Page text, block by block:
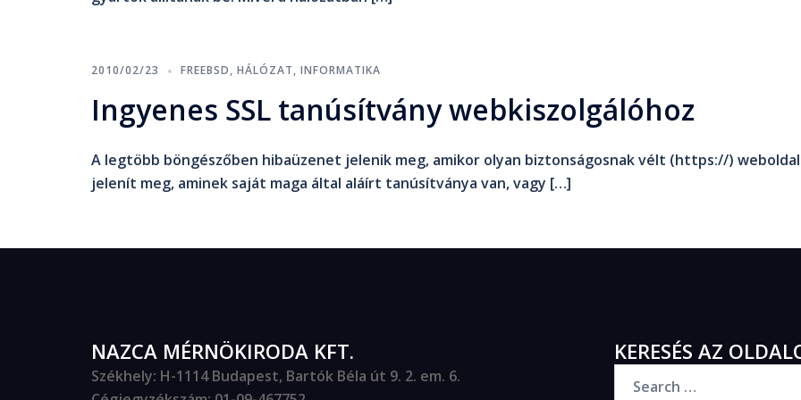
2010/02/23 FREEBSD, HÁLÓZAT, INFORMATIKA
Ingyenes SSL tanúsítvány webkiszolgálóhoz
A legtöbb böngészőben hibaüzenet jelenik meg, amikor olyan biztonságosnak vélt (https://)
jelenít meg, aminek saját maga által aláírt tanúsítványa van, vagy […]
NAZCA MÉRNÖKIRODA KFT.
Székhely: H-1114 Budapest, Bartók Béla út 9. 2. em. 6.
KERESÉS AZ